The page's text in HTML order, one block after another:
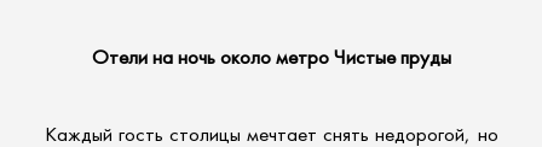
Отели на ночь около метро Чистые пруды
Каждый гость столицы мечтает снять недорогой, но